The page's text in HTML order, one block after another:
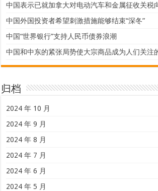
中国表示已就加拿大对电动汽车和金属征收关税
中国外国投资者希望刺激措施能够结束“深冬”
中国“世界银行”支持人民币债券浪潮
中国和中东的紧张局势使大宗商品成为人们关注
归档
2024 年 10 月
2024 年 9 月
2024 年 8 月
2024 年 7 月
2024 年 6 月
2024 年 5 月